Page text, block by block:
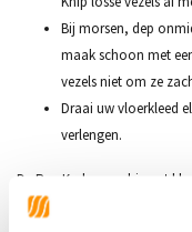
Bij morsen, dep
maak schoon met
vezels niet om ze
Draai uw vloerkleed
verlengen.
De Rue Kader combineert
waardoor het de ideale